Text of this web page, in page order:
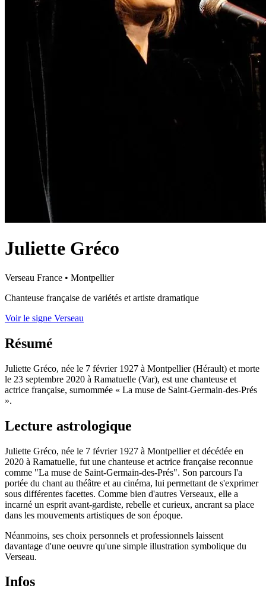
Juliette Gréco
Verseau France • Montpellier
Chanteuse française de variétés et artiste dramatique
Voir le signe Verseau
Résumé
Juliette Gréco, née le 7 février 1927 à Montpellier (Hérault) et morte
le 23 septembre 2020 à Ramatuelle (Var), est une chanteuse et
actrice française, surnommée « La muse de Saint-Germain-des-Prés
».
Lecture astrologique
Juliette Gréco, née le 7 février 1927 à Montpellier et décédée en
2020 à Ramatuelle, fut une chanteuse et actrice française reconnue
comme "La muse de Saint-Germain-des-Prés". Son parcours l'a
portée du chant au théâtre et au cinéma, lui permettant de s'exprimer
sous différentes facettes. Comme bien d'autres Verseaux, elle a
incarné un esprit avant-gardiste, rebelle et curieux, ancrant sa place
dans les mouvements artistiques de son époque.
Néanmoins, ses choix personnels et professionnels laissent
davantage d'une oeuvre qu'une simple illustration symbolique du
Verseau.
Infos